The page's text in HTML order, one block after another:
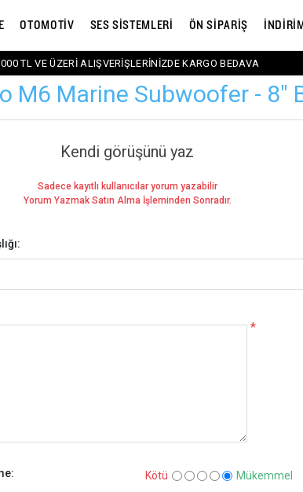
OTOMOTİV SES SİSTEMLERİ ÖN SİPARİŞ
TL VE ÜZERİ ALIŞVERİŞLERİNİZDE KARGO BEDAVA
M6 Marine Subwoofer - 8"
Kendi görüşünü yaz
Sadece kayıtlı kullanıcılar yorum yazabilir
Yorum Yazmak Satın Alma İşleminden Sonradır.
*
Kötü Mükemmel